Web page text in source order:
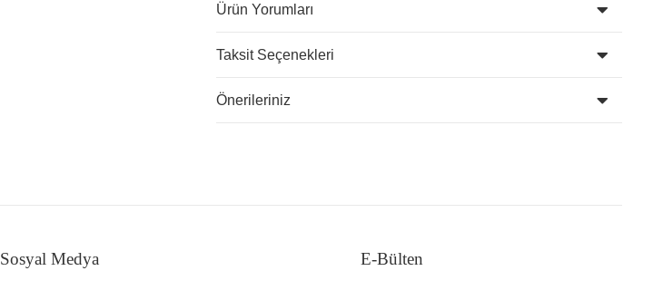
Ürün Yorumları
Taksit Seçenekleri
Önerileriniz
Sosyal Medya E-Bülten